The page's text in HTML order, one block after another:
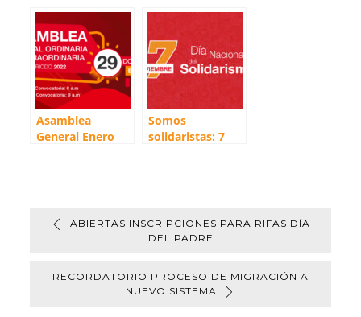
Padre
Asamblea
General Enero
Somos
solidaristas: 7
ABIERTAS INSCRIPCIONES PARA RIFAS DÍA
DEL PADRE
RECORDATORIO PROCESO DE MIGRACIÓN A
NUEVO SISTEMA